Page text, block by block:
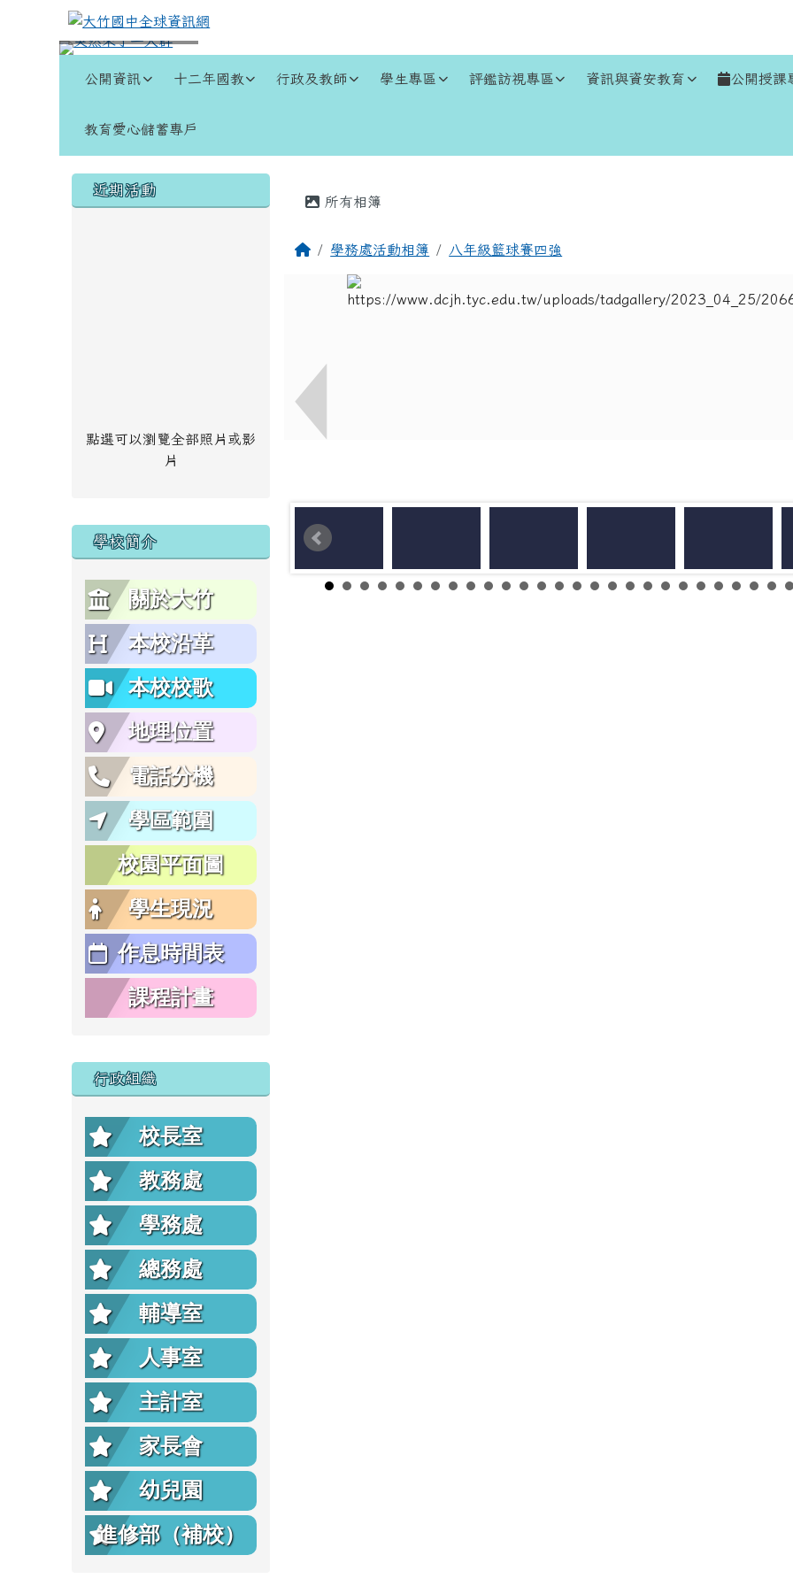
跳至主內容區
大竹國中全球資訊網
公開資訊 十二年國教 行政及教師 學生專區 評鑑訪視專區 資訊與資安教育 公開授課
教育愛心儲蓄專戶
左邊區域內容
近期活動
點選可以瀏覽全部照片或影
片
學校簡介
關於大竹
本校沿革
本校校歌
地理位置
電話分機
學區範圍
校園平面圖
學生現況
作息時間表
課程計畫
行政組織
校長室
教務處
學務處
總務處
輔導室
人事室
主計室
家長會
幼兒園
進修部（補校）
主內容區域
所有相簿
回首頁學務處活動相簿 八年級籃球賽四強
頁尾區域